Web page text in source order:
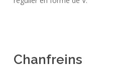
Chanfreins